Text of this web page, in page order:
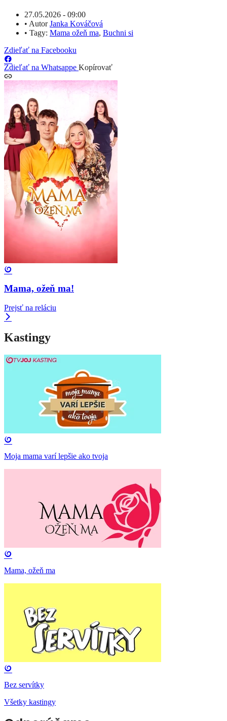
27.05.2026 - 09:00
• AutorJanka Kováčová
• Tagy: Mama ožeň ma, Buchni si
Zdieľať na Facebooku
Zdieľať na Whatsappe Kopírovať
Mama, ožeň ma!
Prejsť na reláciu
Kastingy
Moja mama varí lepšie ako tvoja
Mama, ožeň ma
Bez servítky
Všetky kastingy